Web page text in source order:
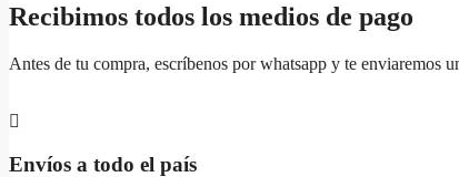
22064-
Hombre
Recibimos todos los medios de pago
Antes de tu compra, escríbenos por whatsapp y te enviaremos
Envíos a todo el país